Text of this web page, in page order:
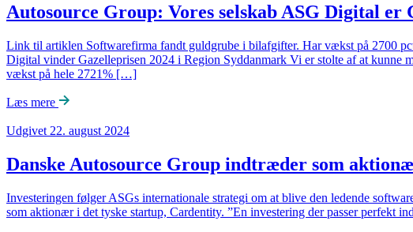
Autosource Group: Vores selskab ASG Digital
Link til artiklen Softwarefirma fandt guldgrube i bilafgifter. Har vækst på 2700
Digital vinder Gazelleprisen 2024 i Region Syddanmark Vi er stolte af at kunne
vækst på hele 2721% […]
Læs mere
Udgivet 22. august 2024
Danske Autosource Group indtræder som
Investeringen følger ASGs internationale strategi om at blive den ledende
som aktionær i det tyske startup, Cardentity. ”En investering der passer perfekt